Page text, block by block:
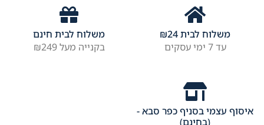
משלוח לבית ₪24
עד 7 ימי עסקים
משלוח לבית חינם
בקנייה מעל ₪249
איסוף עצמי בסניף כפר סבא -
(בחינם)